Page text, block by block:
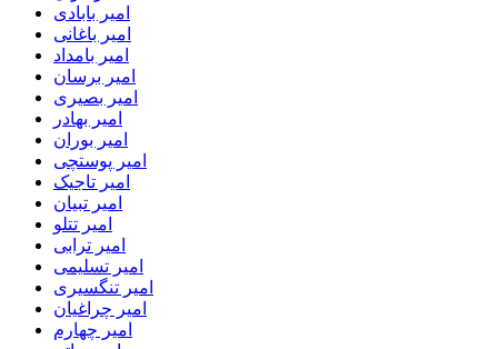
امیر بابادی
امیر باغانی
امیر بامداد
امیر برسان
امیر بصیری
امیر بهادر
امیر بوران
امیر پوستچی
امیر تاجیک
امیر تبیان
امیر تتلو
امیر ترابی
امیر تسلیمی
امیر تنگسیری
امیر چراغیان
امیر چهارم